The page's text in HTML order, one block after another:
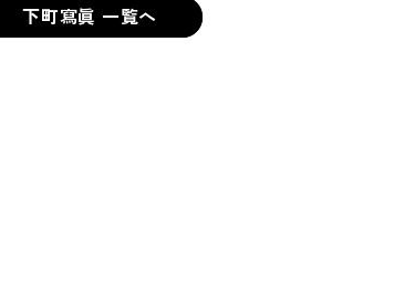
下町寫眞 一覧へ